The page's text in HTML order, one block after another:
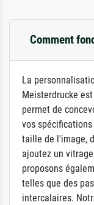
Comment
La
Meisterdrucke
permet de
vos
taille de l'image,
ajoutez un
proposons
telles que des
intercalaires.